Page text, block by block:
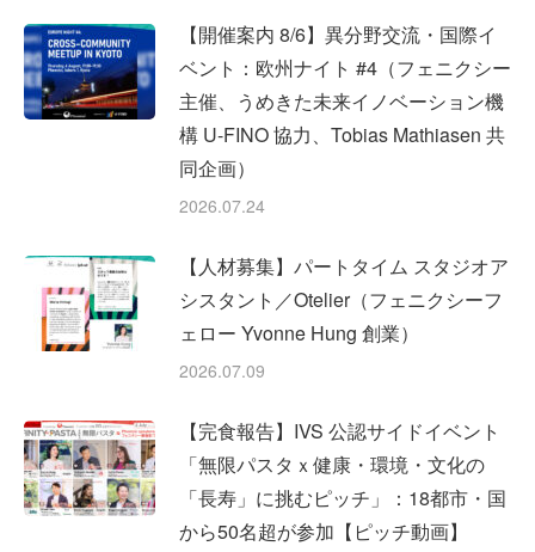
【開催案内 8/6】異分野交流・国際イ
ベント：欧州ナイト #4（フェニクシー
主催、うめきた未来イノベーション機
構 U-FINO 協力、Tobias Mathiasen 共
同企画）
2026.07.24
【人材募集】パートタイム スタジオア
シスタント／Otelier（フェニクシーフ
ェロー Yvonne Hung 創業）
2026.07.09
【完食報告】IVS 公認サイドイベント
「無限パスタｘ健康・環境・文化の
「長寿」に挑むピッチ」：18都市・国
から50名超が参加【ピッチ動画】